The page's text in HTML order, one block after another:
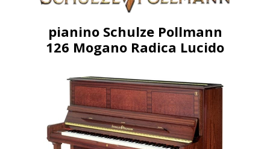
pianino Schulze Pollmann
126 Mogano Radica Lucido